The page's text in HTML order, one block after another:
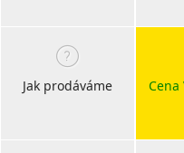
Jak prodáváme Cena